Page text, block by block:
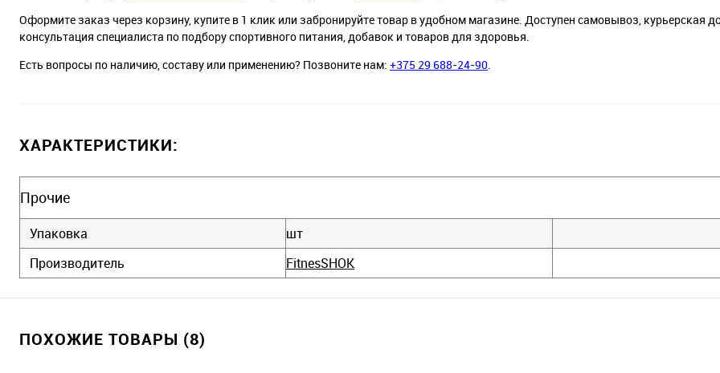
Оформите заказ через корзину, купите в 1 клик или забронируйте товар в удобном магазине. Доступен самовывоз, курьерская
консультация специалиста по подбору спортивного питания, добавок и товаров для здоровья.
Есть вопросы по наличию, составу или применению? Позвоните нам: +375 29 688-24-90.
ХАРАКТЕРИСТИКИ:
Прочие
Упаковка
шт
Производитель
FitnesSHOK
ПОХОЖИЕ ТОВАРЫ (8)